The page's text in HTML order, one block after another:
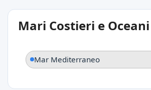
Mari Costieri e Oceani
Mar Mediterraneo